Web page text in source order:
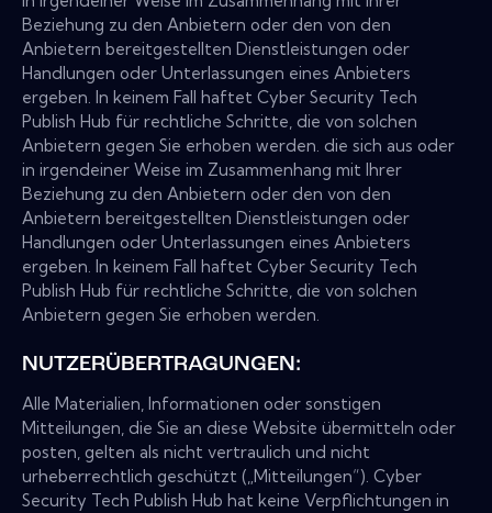
Beziehung zu den Anbietern oder den von den
Anbietern bereitgestellten Dienstleistungen oder
Handlungen oder Unterlassungen eines Anbieters
ergeben. In keinem Fall haftet Cyber Security Tech
Publish Hub für rechtliche Schritte, die von solchen
Anbietern gegen Sie erhoben werden. die sich aus oder
in irgendeiner Weise im Zusammenhang mit Ihrer
Beziehung zu den Anbietern oder den von den
Anbietern bereitgestellten Dienstleistungen oder
Handlungen oder Unterlassungen eines Anbieters
ergeben. In keinem Fall haftet Cyber Security Tech
Publish Hub für rechtliche Schritte, die von solchen
Anbietern gegen Sie erhoben werden.
NUTZERÜBERTRAGUNGEN:
Alle Materialien, Informationen oder sonstigen
Mitteilungen, die Sie an diese Website übermitteln oder
posten, gelten als nicht vertraulich und nicht
urheberrechtlich geschützt („Mitteilungen“). Cyber
Security Tech Publish Hub hat keine Verpflichtungen in